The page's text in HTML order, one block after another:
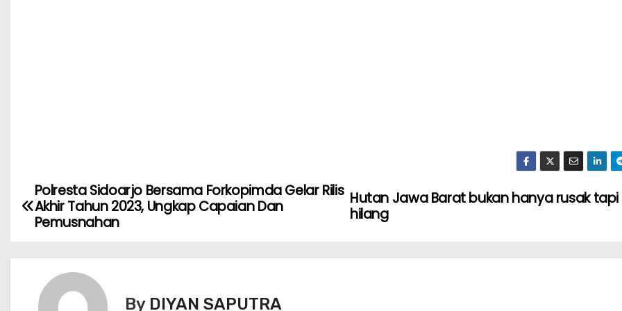
Hutan Jawa Barat bukan hanya rusak
hilang
Polresta Sidoarjo Bersama Forkopimda Gelar Rilis
Akhir Tahun 2023, Ungkap Capaian Dan
Pemusnahan
By DIYAN SAPUTRA